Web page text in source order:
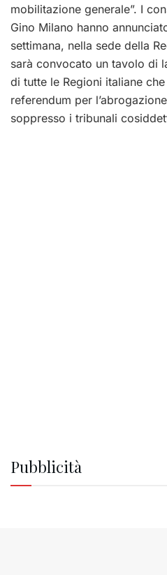
mobilitazione generale”. I
Gino Milano hanno
settimana, nella sede della
sarà convocato un tavolo di
di tutte le Regioni italiane
referendum per
soppresso i tribunali
Pubblicità